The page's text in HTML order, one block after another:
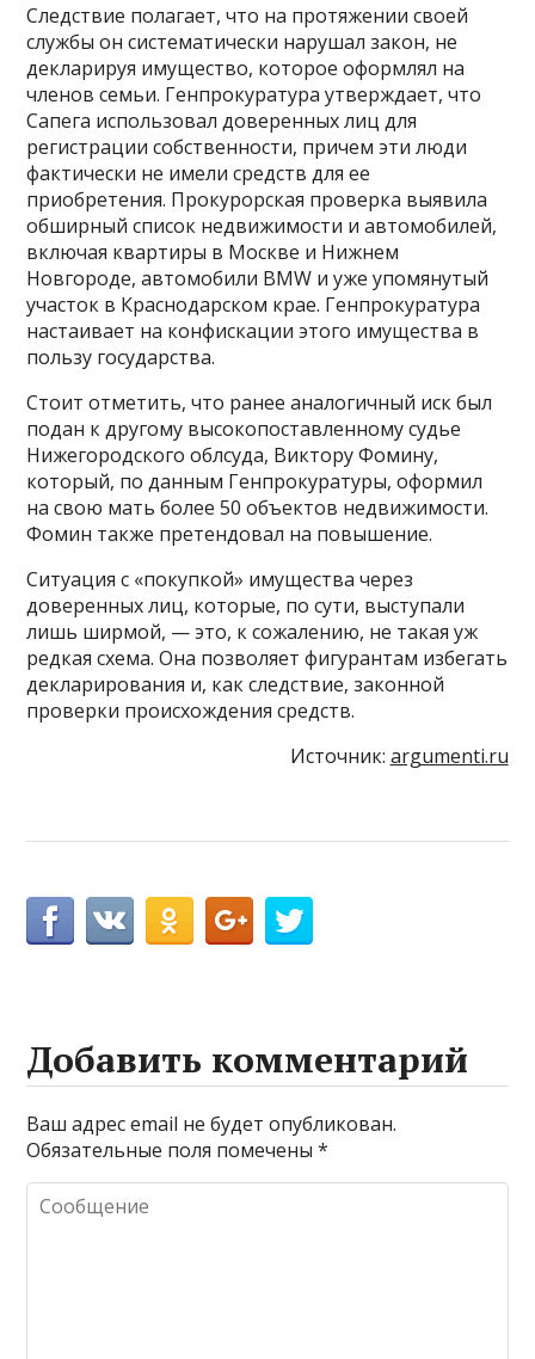
Следствие полагает, что на протяжении своей
службы он систематически нарушал закон, не
декларируя имущество, которое оформлял на
членов семьи. Генпрокуратура утверждает, что
Сапега использовал доверенных лиц для
регистрации собственности, причем эти люди
фактически не имели средств для ее
приобретения. Прокурорская проверка выявила
обширный список недвижимости и автомобилей,
включая квартиры в Москве и Нижнем
Новгороде, автомобили BMW и уже упомянутый
участок в Краснодарском крае. Генпрокуратура
настаивает на конфискации этого имущества в
пользу государства.
Стоит отметить, что ранее аналогичный иск был
подан к другому высокопоставленному судье
Нижегородского облсуда, Виктору Фомину,
который, по данным Генпрокуратуры, оформил
на свою мать более 50 объектов недвижимости.
Фомин также претендовал на повышение.
Ситуация с «покупкой» имущества через
доверенных лиц, которые, по сути, выступали
лишь ширмой, — это, к сожалению, не такая уж
редкая схема. Она позволяет фигурантам избегать
декларирования и, как следствие, законной
проверки происхождения средств.
Источник: argumenti.ru
Добавить комментарий
Ваш адрес email не будет опубликован.
Обязательные поля помечены*